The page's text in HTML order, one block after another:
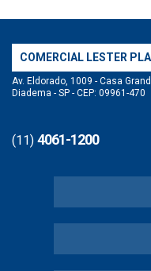
COMERCIAL LESTER
Av. Eldorado, 1009 - Casa
Diadema - SP - CEP: 09961-470
(11) 4061-1200